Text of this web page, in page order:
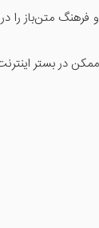
فرهنگ
ممکن در بستر